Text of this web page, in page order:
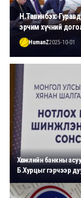
Н.Тавинбэх:
эрчим хүчний
HumanZ2025-10-01
Хөгжлийн банкны
Б.Хурцыг гэрчээр